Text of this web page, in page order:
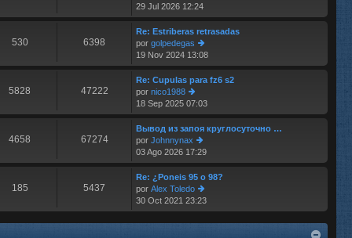
m
e
n
s
aj
e
er
últ
im
o
m
e
n
aj
e
29 Jul 2026 12:24
530 6398
Re: Estriberas retrasadas
por golpedegas
er
últ
im
m
e
n
s
aj
e
19 Nov 2024 13:08
5828 47222
Re: Cupulas para fz6 s2
por nico1988
er
últ
im
o
m
e
n
s
aj
e
18 Sep 2025 07:03
4658 67274
Вывод из запоя круглосуточно …
por Johnnynax
er
últ
im
o
m
e
n
03 Ago 2026 17:29
185 5437
Re: ¿Poneis 95 o 98?
por Alex Toledo
er
últ
im
30 Oct 2021 23:23